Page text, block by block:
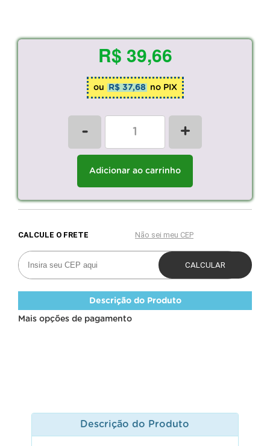
R$ 39,66
ou R$ 37,68 no PIX
- +
Adicionar ao carrinho
Descrição do Produto
Mais opções de pagamento
Descrição do Produto